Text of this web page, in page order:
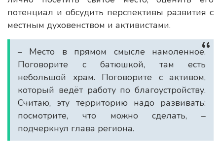
потенциал и обсудить перспективы развития с
местным духовенством и активистами.
– Место в прямом смысле намоленное.
Поговорите с батюшкой, там есть
небольшой храм. Поговорите с активом,
который ведёт работу по благоустройству.
Считаю, эту территорию надо развивать:
посмотрите, что можно сделать, –
подчеркнул глава региона.